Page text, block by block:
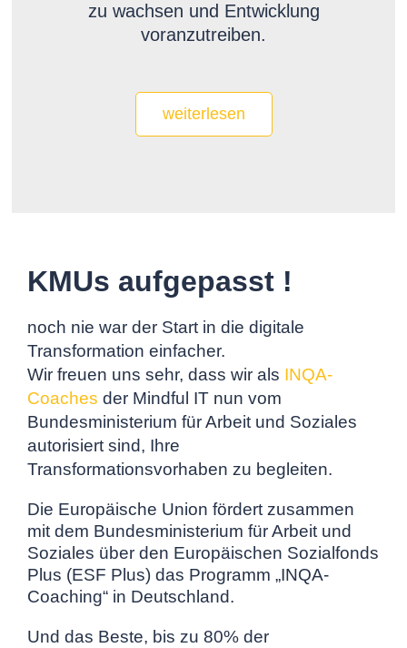
zu wachsen und Entwicklung
voranzutreiben.
weiterlesen
KMUs aufgepasst !
noch nie war der Start in die digitale
Transformation einfacher.
Wir freuen uns sehr, dass wir als INQA-
Coaches der Mindful IT nun vom
Bundesministerium für Arbeit und Soziales
autorisiert sind, Ihre
Transformationsvorhaben zu begleiten.
Die Europäische Union fördert zusammen
mit dem Bundesministerium für Arbeit und
Soziales über den Europäischen Sozialfonds
Plus (ESF Plus) das Programm „INQA-
Coaching“ in Deutschland.
Und das Beste, bis zu 80% der